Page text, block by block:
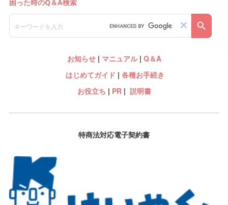
お知らせ| マニュアル| Q＆A
はじめてガイド | 各種お手続き
お役立ち | PR| 説明書
特商法対応電子契約書